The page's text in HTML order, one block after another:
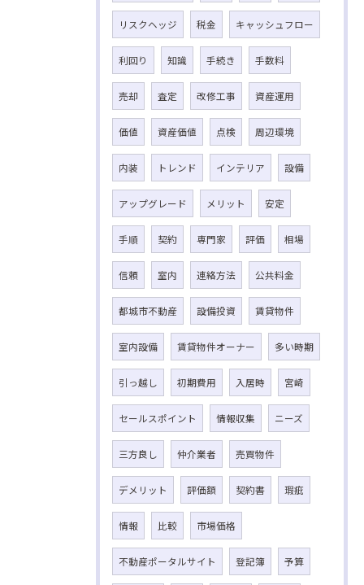
リスクヘッジ 税金 キャッシュフロー
利回り 知識 手続き 手数料
売却 査定 改修工事 資産運用
価値 資産価値 点検 周辺環境
内装 トレンド インテリア 設備
アップグレード メリット 安定
手順 契約 専門家 評価 相場
信頼 室内 連絡方法 公共料金
都城市不動産 設備投資 賃貸物件
室内設備 賃貸物件オーナー 多い時期
引っ越し 初期費用 入居時 宮崎
セールスポイント 情報収集 ニーズ
三方良し 仲介業者 売買物件
デメリット 評価額 契約書 瑕疵
情報 比較 市場価格
不動産ポータルサイト 登記簿 予算